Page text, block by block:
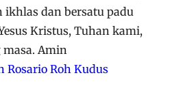
ikhlas dan bersatu padu
Kristus, Tuhan kami,
Amin
Roh Kudus